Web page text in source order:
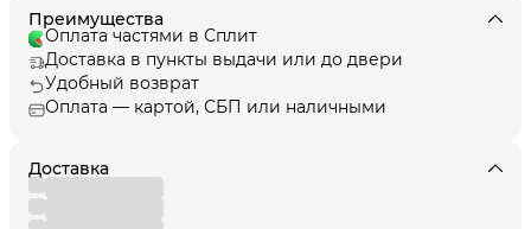
Преимущества
Оплата частями в Сплит
Доставка в пункты выдачи или до двери
Удобный возврат
Оплата — картой, СБП или наличными
Доставка